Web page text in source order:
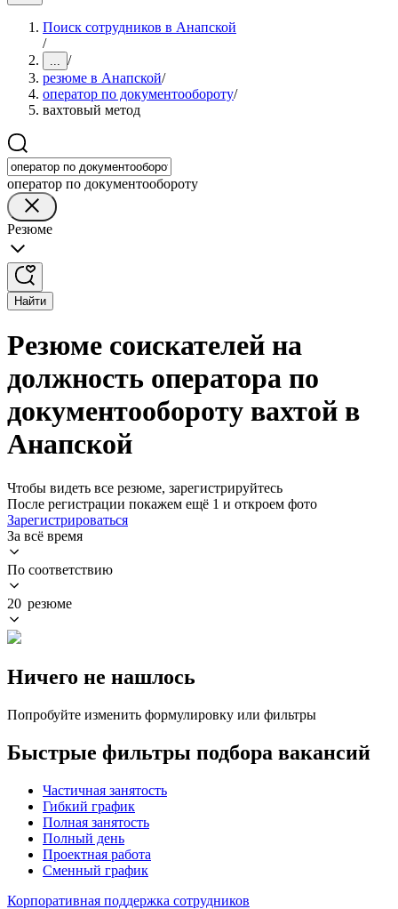
Поиск сотрудников в Анапской
/
... /
резюме в Анапской/
оператор по документообороту/
вахтовый метод
оператор по документообороту
Резюме
Найти
Резюме соискателей на
должность оператора по
документообороту вахтой в
Анапской
Чтобы видеть все резюме, зарегистрируйтесь
После регистрации покажем ещё 1 и откроем фото
Зарегистрироваться
За всё время
По соответствию
20 резюме
Ничего не нашлось
Попробуйте изменить формулировку или фильтры
Быстрые фильтры подбора вакансий
Частичная занятость
Гибкий график
Полная занятость
Полный день
Проектная работа
Сменный график
Корпоративная поддержка сотрудников